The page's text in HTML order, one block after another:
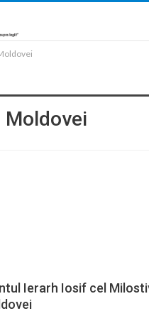
Ierarh Iosif cel